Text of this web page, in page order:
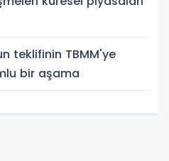
teklifinin TBMM'ye
bir aşama